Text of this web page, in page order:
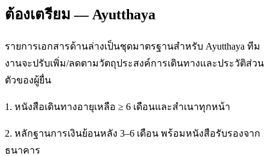
ต้องเตรียม — Ayutthaya
รายการเอกสารด้านล่างเป็นชุดมาตรฐานสำหรับ Ayutthaya ทีม
งานจะปรับเพิ่ม/ลดตามวัตถุประสงค์การเดินทางและประวัติส่วน
ตัวของผู้ยื่น
1. หนังสือเดินทางอายุเหลือ ≥ 6 เดือนและสำเนาทุกหน้า
2. หลักฐานการเงินย้อนหลัง 3–6 เดือน พร้อมหนังสือรับรองจาก
ธนาคาร